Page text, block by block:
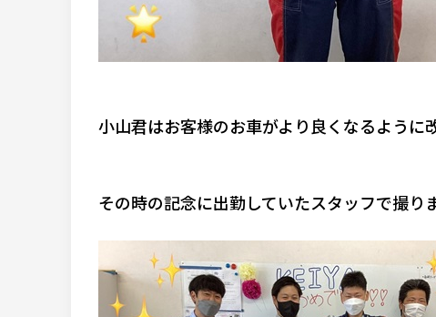
小山君はお客様のお車がより良くなるように
その時の記念に出勤していたスタッフで撮